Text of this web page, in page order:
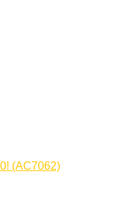
(AC7062)